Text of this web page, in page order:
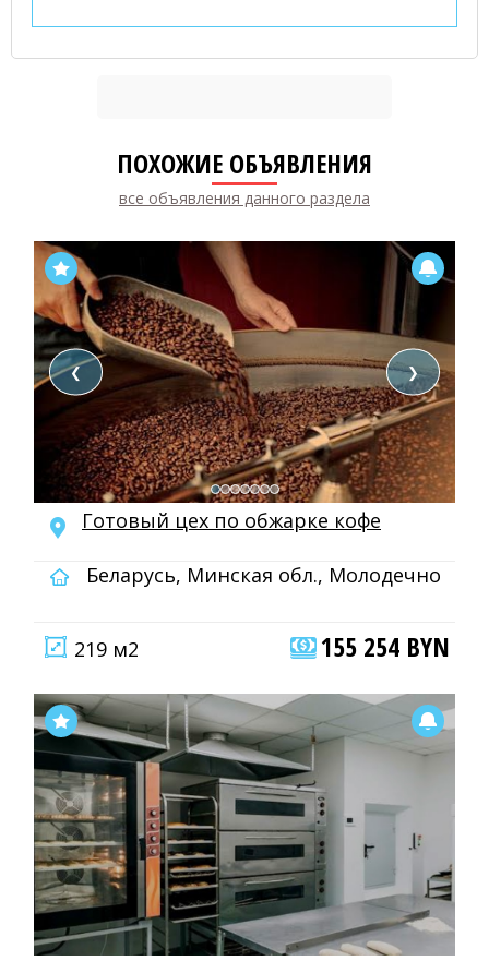
ПОХОЖИЕ ОБЪЯВЛЕНИЯ
все объявления данного раздела
❮ ❯
Готовый цех по обжарке кофе
Беларусь, Минская обл., Молодечно
219 м2 155 254 BYN